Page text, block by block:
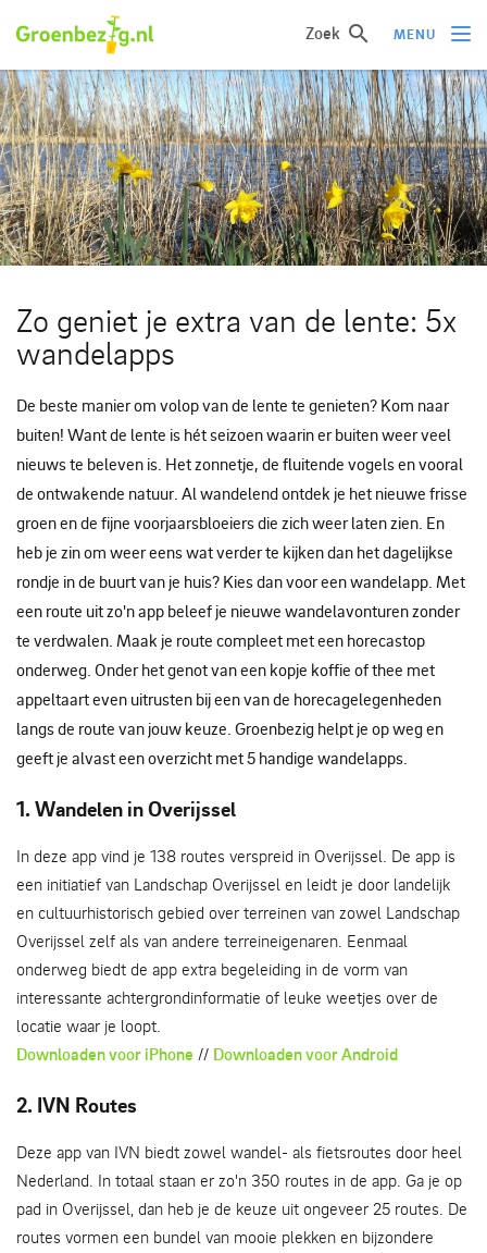
Zoek MENU
Ik wil iets doen
Ik wil iets leren
Groepen of initiatieven
Verhalen uit het veld
Over groenbezig
Meld jouw werkgroep of initiatief aan
Zo geniet je extra van de lente: 5x
wandelapps
De beste manier om volop van de lente te genieten? Kom naar
buiten! Want de lente is hét seizoen waarin er buiten weer veel
nieuws te beleven is. Het zonnetje, de fluitende vogels en vooral
de ontwakende natuur. Al wandelend ontdek je het nieuwe frisse
groen en de fijne voorjaarsbloeiers die zich weer laten zien. En
heb je zin om weer eens wat verder te kijken dan het dagelijkse
rondje in de buurt van je huis? Kies dan voor een wandelapp. Met
een route uit zo'n app beleef je nieuwe wandelavonturen zonder
te verdwalen. Maak je route compleet met een horecastop
onderweg. Onder het genot van een kopje koffie of thee met
appeltaart even uitrusten bij een van de horecagelegenheden
langs de route van jouw keuze. Groenbezig helpt je op weg en
geeft je alvast een overzicht met 5 handige wandelapps.
1. Wandelen in Overijssel
In deze app vind je 138 routes verspreid in Overijssel. De app is
een initiatief van Landschap Overijssel en leidt je door landelijk
en cultuurhistorisch gebied over terreinen van zowel Landschap
Overijssel zelf als van andere terreineigenaren. Eenmaal
onderweg biedt de app extra begeleiding in de vorm van
interessante achtergrondinformatie of leuke weetjes over de
locatie waar je loopt.
Downloaden voor iPhone // Downloaden voor Android
2. IVN Routes
Deze app van IVN biedt zowel wandel- als fietsroutes door heel
Nederland. In totaal staan er zo'n 350 routes in de app. Ga je op
pad in Overijssel, dan heb je de keuze uit ongeveer 25 routes. De
routes vormen een bundel van mooie plekken en bijzondere